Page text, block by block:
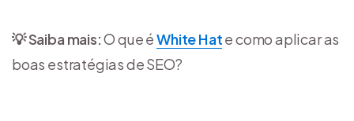
💡 Saiba mais:O que éWhite Hate como aplicar as
boas estratégias de SEO?